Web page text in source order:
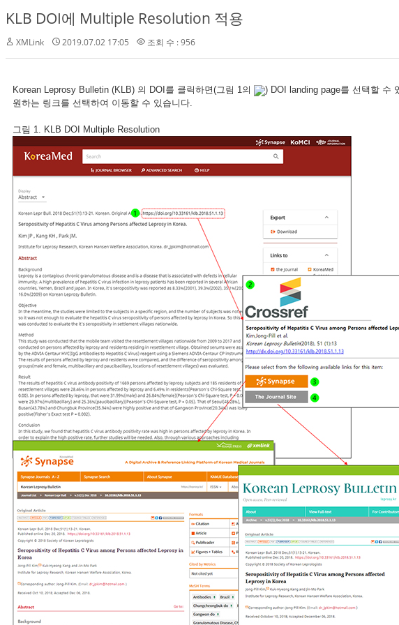
KLB DOI에 Multiple Resolution 적용
XMLink 2019.07.02 17:05 조회 수 : 956
Korean Leprosy Bulletin (KLB) 의 DOI를 클릭하면(그림 1의 ) DOI landing page를 선택할 수
원하는 링크를 선택하여 이동할 수 있습니다.
그림 1. KLB DOI Multiple Resolution